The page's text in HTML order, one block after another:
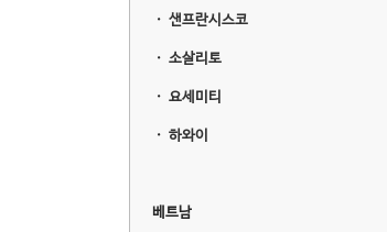
ㆍ 샌프란시스코
ㆍ 소살리토
ㆍ 요세미티
ㆍ 하와이
베트남